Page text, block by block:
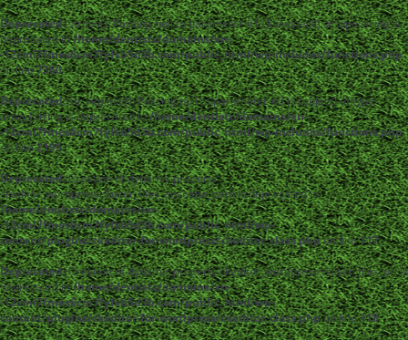
Deprecated: strpos(): Passing null to parameter #1 ($haystack) of type string is
deprecated in/home/dentistc/domains/xn-
-12cmi7fmes6cm7fyfsb5d3b.com/public_html/wp-includes/functions.php
on line7360
Deprecated: str_replace(): Passing null to parameter #3 ($subject) of type
array|string is deprecated in/home/dentistc/domains/xn-
-12cmi7fmes6cm7fyfsb5d3b.com/public_html/wp-includes/functions.php
on line2195
Deprecated: Creation of dynamic property
ckeditor_wordpress::$user_files_absolute_path is deprecated in
/home/dentistc/domains/xn-
-12cmi7fmes6cm7fyfsb5d3b.com/public_html/wp-
content/plugins/ckeditor-for-wordpress/ckeditor_class.phpon line117
Deprecated: Creation of dynamic property ckeditor_wordpress::$user_files_url is
deprecated in/home/dentistc/domains/xn-
-12cmi7fmes6cm7fyfsb5d3b.com/public_html/wp-
content/plugins/ckeditor-for-wordpress/ckeditor_class.phpon line118